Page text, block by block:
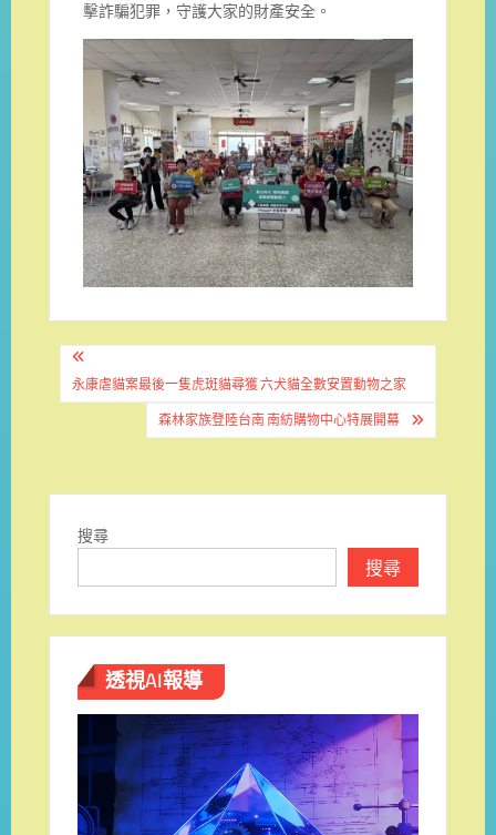
擊詐騙犯罪，守護大家的財產安全。
文
章永康虐貓案最後一隻虎斑貓尋獲 六犬貓全數安置動物之家
森林家族登陸台南 南紡購物中心特展開幕
搜尋
搜尋
透視AI報導